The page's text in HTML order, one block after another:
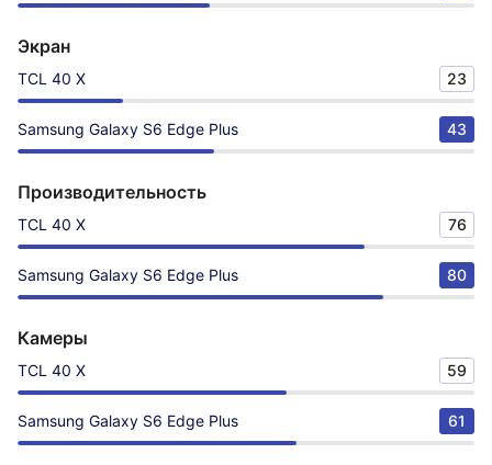
Экран
TCL 40 X 23
Samsung Galaxy S6 Edge Plus 43
Производительность
TCL 40 X 76
Samsung Galaxy S6 Edge Plus 80
Камеры
TCL 40 X 59
Samsung Galaxy S6 Edge Plus 61